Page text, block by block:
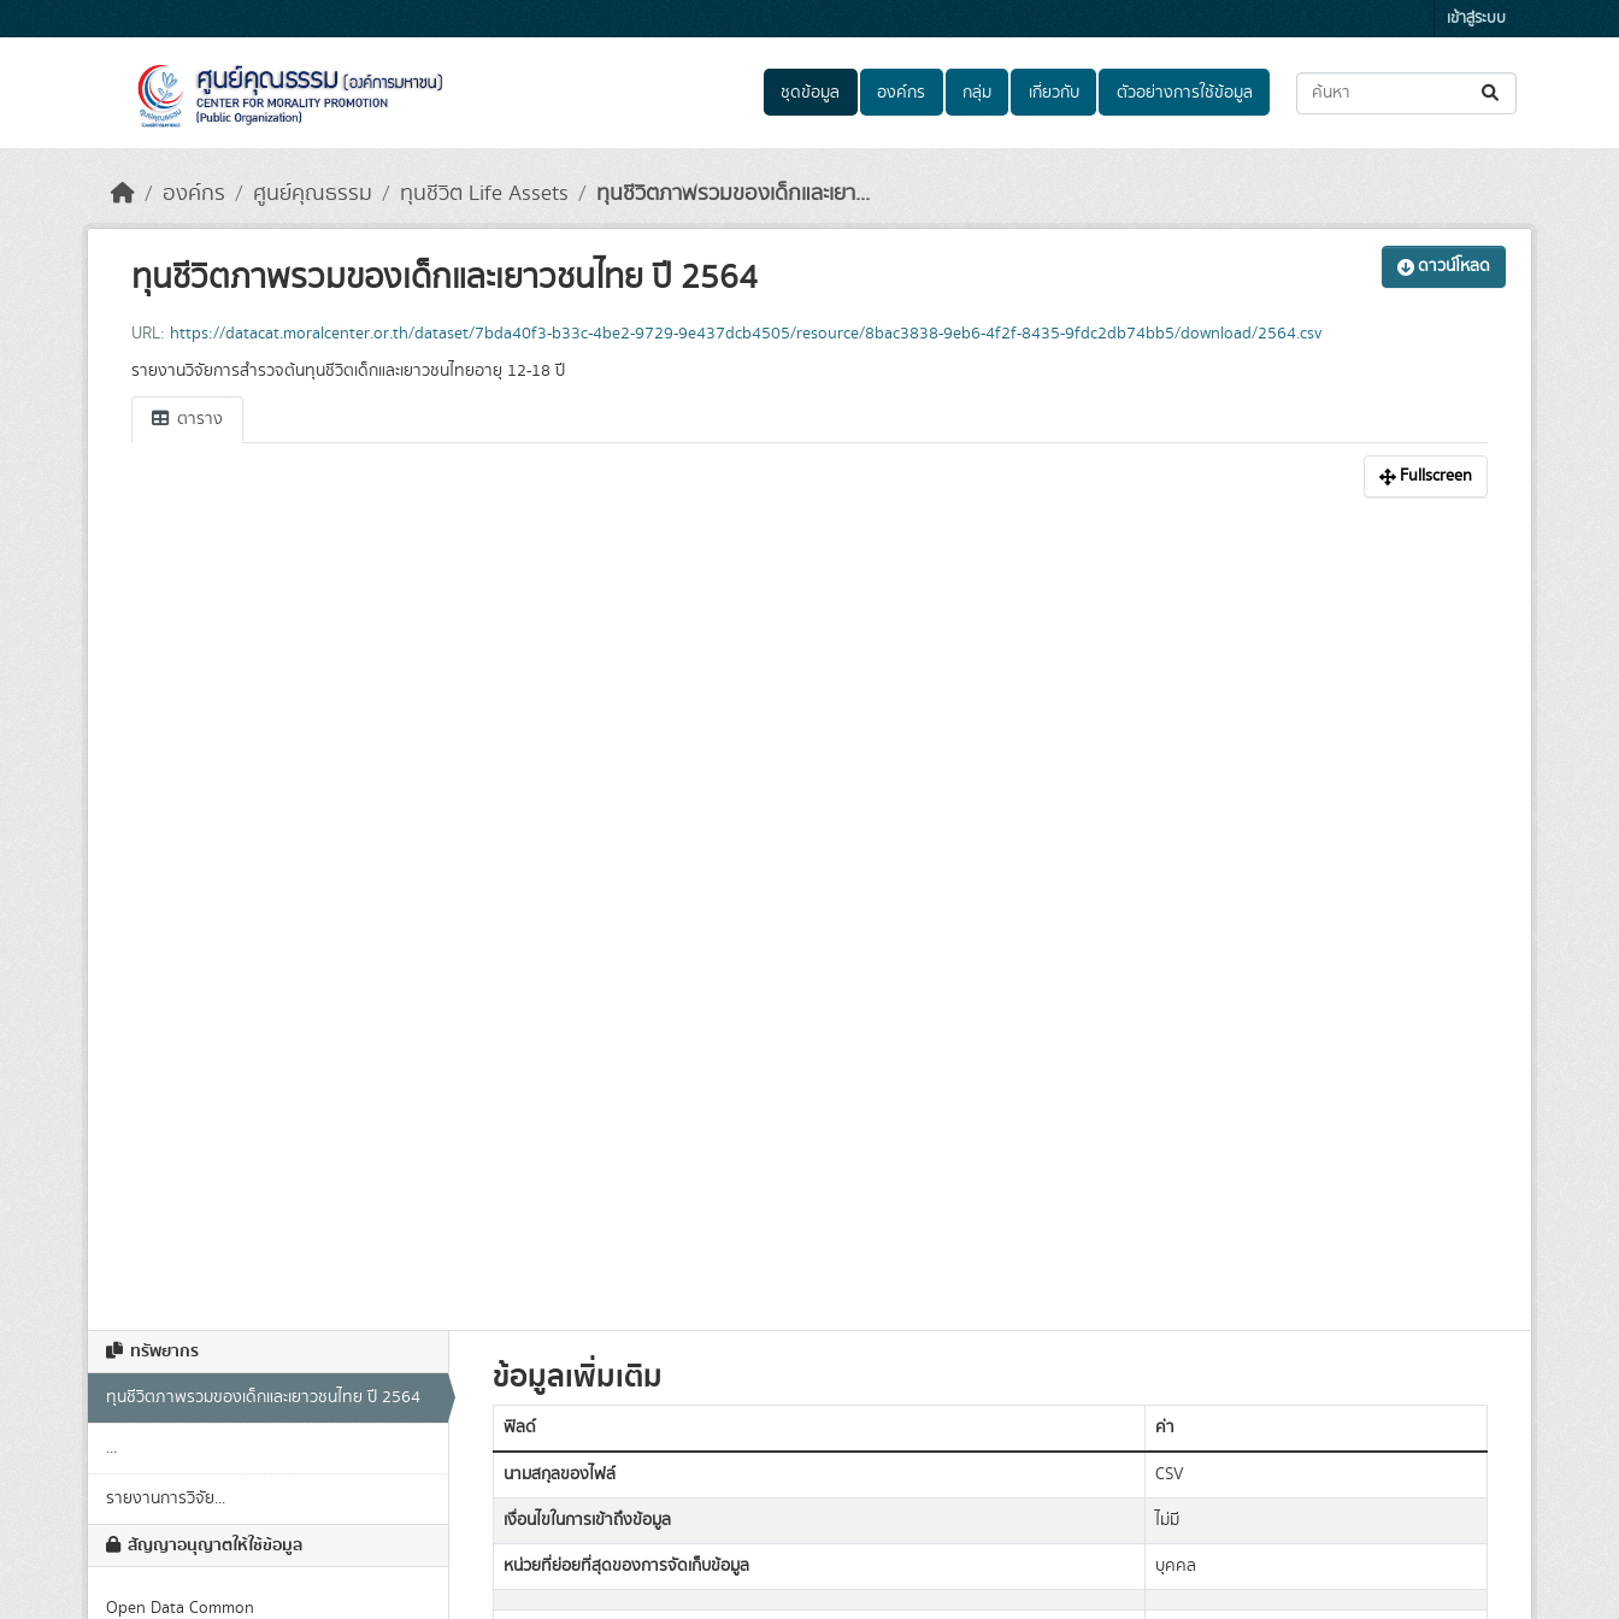
เข้าสู่ระบบ
ชุดข้อมูล องค์กร กลุ่ม เกี่ยวกับ ตัวอย่างการใช้ข้อมูล
องค์กร ศูนย์คุณธรรม ทุนชีวิต Life Assets ทุนชีวิตภาพรวมของเด็กและเยา...
ดาวน์โหลด
ทุนชีวิตภาพรวมของเด็กและเยาวชนไทย ปี 2564
URL: https://datacat.moralcenter.or.th/dataset/7bda40f3-b33c-4be2-9729-9e437dcb4505/resource/8bac3838-9eb6-4f2f-8435-9fdc2db74bb5/download/2564.csv
รายงานวิจัยการสำรวจต้นทุนชีวิตเด็กและเยาวชนไทยอายุ 12-18 ปี
ตาราง
Fullscreen
ทรัพยากร
ทุนชีวิตภาพรวมของเด็กและเยาวชนไทย ปี 2564
...
รายงานการวิจัย...
สัญญาอนุญาตให้ใช้ข้อมูล
Open Data Common
ข้อมูลเพิ่มเติม
ฟิลด์
ค่า
นามสกุลของไฟล์
CSV
เงื่อนไขในการเข้าถึงข้อมูล
ไม่มี
หน่วยที่ย่อยที่สุดของการจัดเก็บข้อมูล
บุคคล